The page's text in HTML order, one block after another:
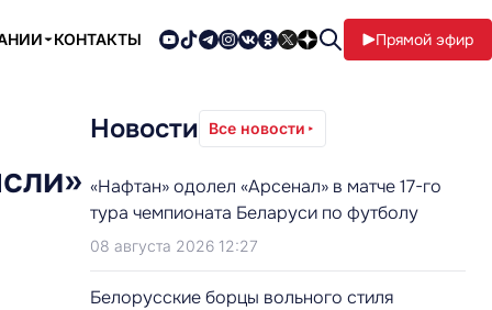
КОНТАКТЫ Прямой эфир
Новости Все новости
«Нафтан» одолел «Арсенал» в матче 17-го
тура чемпионата Беларуси по футболу
08 августа 2026 12:27
Белорусские борцы вольного стиля